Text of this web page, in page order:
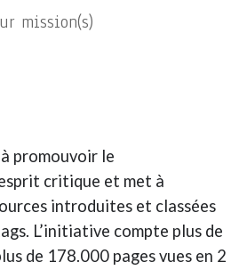
mission(s)
promouvoir le
critique et met à
introduites et classées
L’initiative compte plus de
de 178.000 pages vues en 2